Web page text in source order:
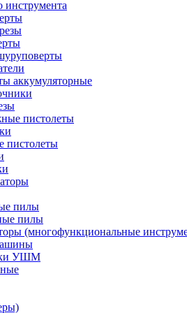
инструмента
аккумуляторные
пистолеты
пистолеты
пилы
пилы
(многофункциональные
УШМ